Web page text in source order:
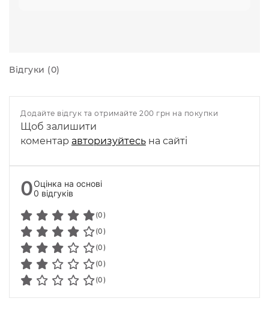
Відгуки (0)
Додайте відгук та отримайте 200 грн на покупки
Щоб залишити
коментар авторизуйтесь на сайті
0Оцінка на основі
0 відгуків
(0)
(0)
(0)
(0)
(0)